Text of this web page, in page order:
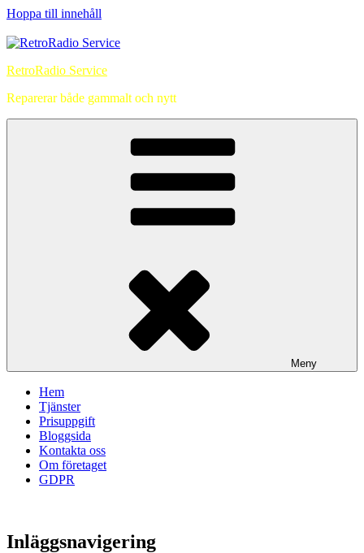
Hoppa till innehåll
RetroRadio Service
Reparerar både gammalt och nytt
Meny
Hem
Tjänster
Prisuppgift
Bloggsida
Kontakta oss
Om företaget
GDPR
Inläggsnavigering